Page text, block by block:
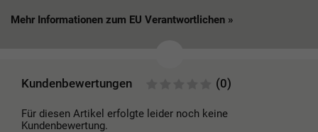
Mehr Informationen zum EU Verantwortlichen »
Kundenbewertungen (0)
Für diesen Artikel erfolgte leider noch keine
Kundenbewertung.